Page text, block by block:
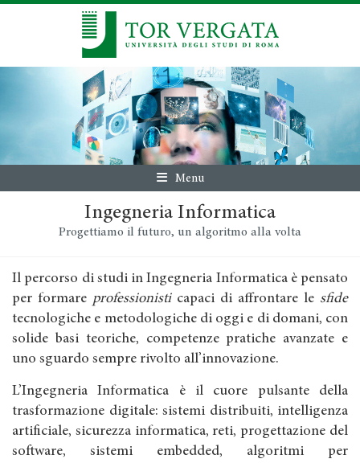
Menu
Ingegneria Informatica
Progettiamo il futuro, un algoritmo alla volta
Il percorso di studi in Ingegneria Informatica è pensato
per formare professionisticapaci di affrontare le sfide
tecnologiche e metodologiche di oggi e di domani, con
solide basi teoriche, competenze pratiche avanzate e
uno sguardo sempre rivolto all’innovazione.
L’Ingegneria Informatica è il cuore pulsante della
trasformazione digitale: sistemi distribuiti, intelligenza
artificiale, sicurezza informatica, reti, progettazione del
software, sistemi embedded, algoritmi per